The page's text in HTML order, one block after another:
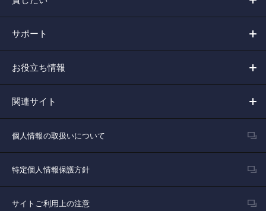
サポート
お役立ち情報
関連サイト
個人情報の取扱いについて
特定個人情報保護方針
サイトご利用上の注意